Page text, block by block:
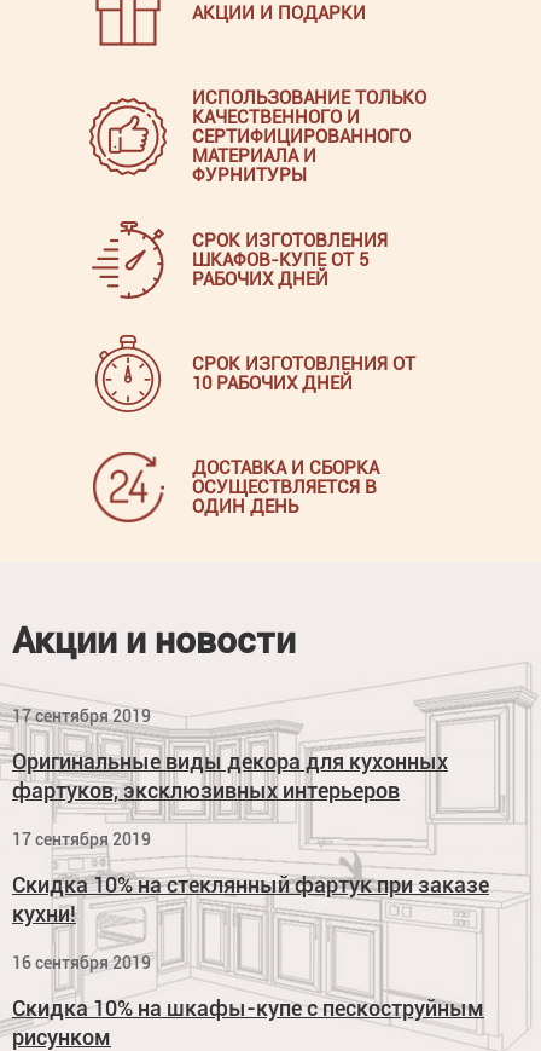
АКЦИИ И ПОДАРКИ
ИСПОЛЬЗОВАНИЕ ТОЛЬКО
КАЧЕСТВЕННОГО И
СЕРТИФИЦИРОВАННОГО
МАТЕРИАЛА И
ФУРНИТУРЫ
СРОК ИЗГОТОВЛЕНИЯ
ШКАФОВ-КУПЕ ОТ 5
РАБОЧИХ ДНЕЙ
СРОК ИЗГОТОВЛЕНИЯ ОТ
10 РАБОЧИХ ДНЕЙ
ДОСТАВКА И СБОРКА
ОСУЩЕСТВЛЯЕТСЯ В
ОДИН ДЕНЬ
Акции и новости
17 сентября 2019
Оригинальные виды декора для кухонных
фартуков, эксклюзивных интерьеров
17 сентября 2019
Скидка 10% на стеклянный фартук при заказе
кухни!
16 сентября 2019
Скидка 10% на шкафы-купе с пескоструйным
рисунком